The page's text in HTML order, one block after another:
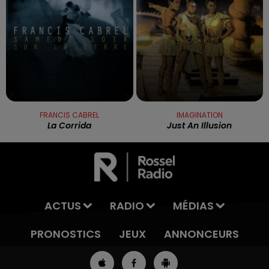
FRANCIS CABREL
La Corrida
IMAGINATION
Just An Illusion
ACTUS RADIO
MÉDIAS
PRONOSTICS
JEUX ANNONCEURS